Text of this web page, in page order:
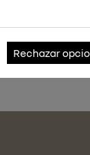
Referencia:
Rechazar